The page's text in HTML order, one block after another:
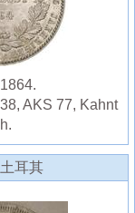
AKS 77, Kahnt
耳其